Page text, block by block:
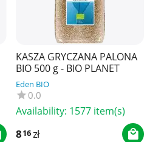
KASZA GRYCZANA PALONA
BIO 500 g - BIO PLANET
Eden BIO
0.0
Availability: 1577 item(s)
816zł